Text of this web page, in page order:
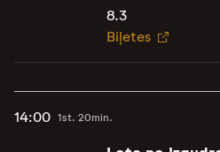
8.3
Biļetes
14:00 1st. 20min.